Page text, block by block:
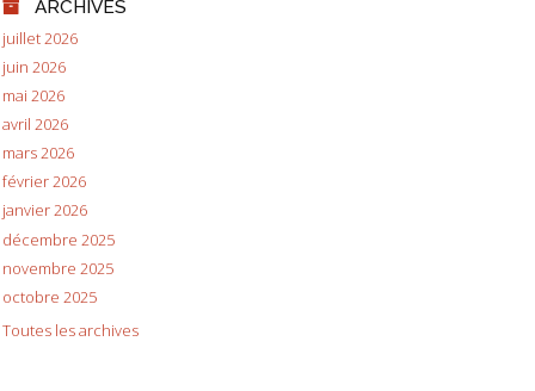
ARCHIVES
juillet 2026
juin 2026
mai 2026
avril 2026
mars 2026
février 2026
janvier 2026
décembre 2025
novembre 2025
octobre 2025
Toutes les archives